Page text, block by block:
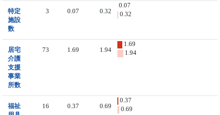
特定
施設
数
3 0.07 0.32
0.07
0.32
居宅
介護
支援
事業
所数
73 1.69 1.94
1.69
1.94
福祉
16 0.37 0.69
0.37
0.69